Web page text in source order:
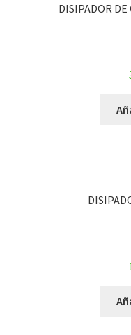
DISIPADOR